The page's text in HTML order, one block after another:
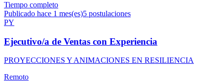
Tiempo completo
Publicado hace 1 mes(es)5 postulaciones
PY
Ejecutivo/a de Ventas con Experiencia
PROYECCIONES Y ANIMACIONES EN RESILIENCIA
Remoto